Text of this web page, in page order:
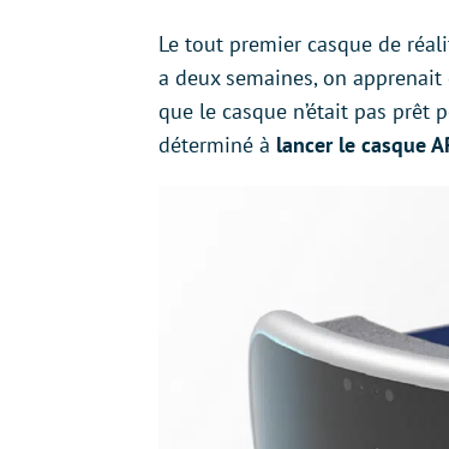
Le tout premier casque de
a deux semaines, on
que le casque n’était pas prêt
déterminé à lancer le casque